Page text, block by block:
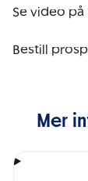
Se video på
Bestill
Mer